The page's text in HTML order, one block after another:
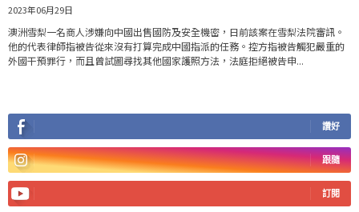
2023年06月29日
澳洲雪梨一名商人涉嫌向中國出售國防及安全機密，日前該案在雪梨法院審訊。
他的代表律師指被告從來沒有打算完成中國指派的任務。控方指被告觸犯嚴重的
外國干預罪行，而且曾試圖尋找其他國家護照方法，法庭拒絕被告申...
讚好
跟隨
訂閱